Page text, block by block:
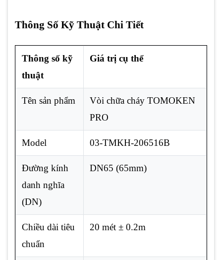
Thông Số Kỹ Thuật Chi Tiết
Thông số kỹ
thuật
Giá trị cụ thể
Tên sản phẩm
Vòi chữa cháy TOMOKEN
PRO
Model 03-TMKH-206516B
Đường kính
danh nghĩa
(DN)
DN65 (65mm)
Chiều dài tiêu
chuẩn
20 mét ± 0.2m